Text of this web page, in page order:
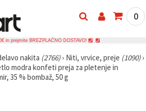
0
in prejmite BREZPLAČNO DOSTAVO!
nakita (2766)› Niti, vrvice, preje (1090)›
modra konfeti preja za pletenje in
35 % bombaž, 50 g